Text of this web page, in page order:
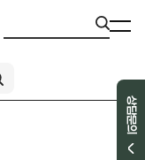
상담문의